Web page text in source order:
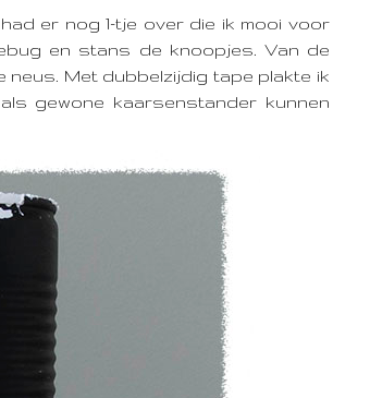
er nog 1-tje over die ik mooi voor
en stans de knoopjes. Van de
Met dubbelzijdig tape plakte ik
gewone kaarsenstander kunnen